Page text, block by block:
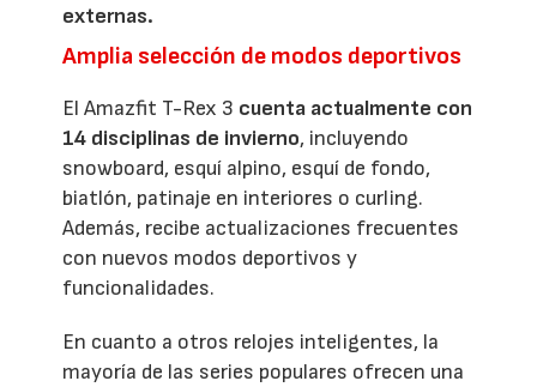
externas.
Amplia selección de modos deportivos
El Amazfit T-Rex 3 cuenta actualmente con
14 disciplinas de invierno, incluyendo
snowboard, esquí alpino, esquí de fondo,
biatlón, patinaje en interiores o curling.
Además, recibe actualizaciones frecuentes
con nuevos modos deportivos y
funcionalidades.
En cuanto a otros relojes inteligentes, la
mayoría de las series populares ofrecen una